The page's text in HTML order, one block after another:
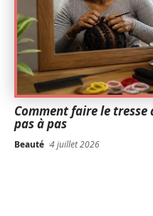
Comment faire le
pas à pas
Beauté 4 juillet 2026